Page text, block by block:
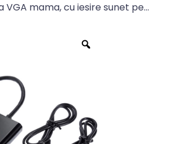
VGA mama, cu iesire sunet pe